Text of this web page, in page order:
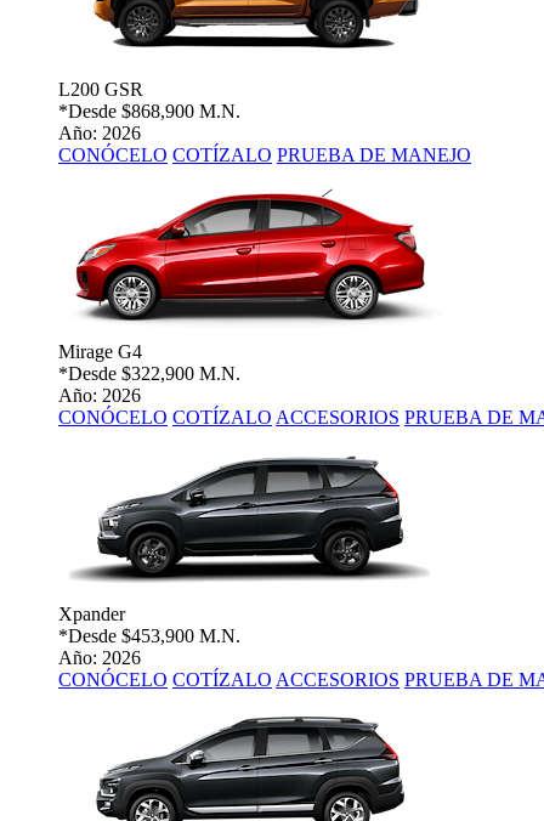
L200 GSR
*Desde $868,900 M.N.
Año: 2026
CONÓCELO COTÍZALO PRUEBA DE MANEJO
Mirage G4
*Desde $322,900 M.N.
Año: 2026
CONÓCELO COTÍZALO ACCESORIOS PRUEBA DE
Xpander
*Desde $453,900 M.N.
Año: 2026
CONÓCELO COTÍZALO ACCESORIOS PRUEBA DE